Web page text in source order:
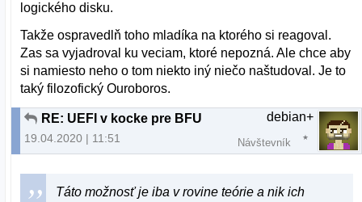
logického disku.
Takže ospravedlň toho mladíka na ktorého si reagoval.
Zas sa vyjadroval ku veciam, ktoré nepozná. Ale chce aby
si namiesto neho o tom niekto iný niečo naštudoval. Je to
taký filozofický Ouroboros.
RE: UEFI v kocke pre BFU
19.04.2020 | 11:51
debian+
Návštevník
Táto možnosť je iba v rovine teórie a nik ich